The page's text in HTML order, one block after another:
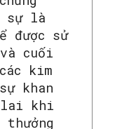
sự là
được sử
cuối
kim
khan
lai khi